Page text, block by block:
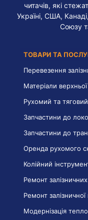
читачів, які
Україні, США,
Союзу
ТОВАРИ ТА
Перевезення
Матеріали
Рухомий та
Запчастини до
Запчастини до
Оренда рухомого
Колійний
Ремонт залізничних
Ремонт залізничної
Модернізація